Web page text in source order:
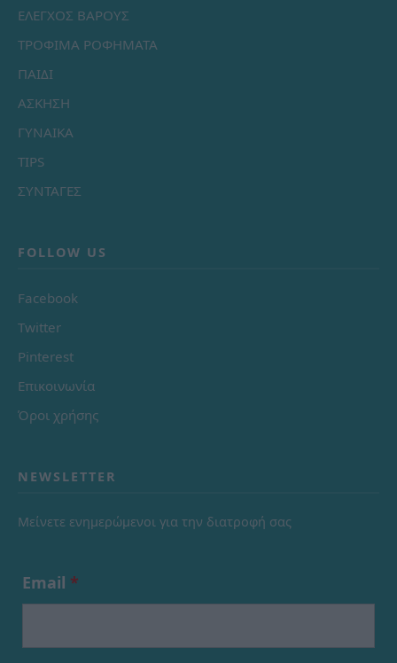
ΕΛΕΓΧΟΣ ΒΑΡΟΥΣ
ΤΡΟΦΙΜΑ ΡΟΦΗΜΑΤΑ
ΠΑΙΔΙ
ΑΣΚΗΣΗ
ΓΥΝΑΙΚΑ
TIPS
ΣΥΝΤΑΓΕΣ
FOLLOW US
Facebook
Twitter
Pinterest
Επικοινωνία
Όροι χρήσης
NEWSLETTER
Μείνετε ενημερώμενοι για την διατροφή σας
Email *